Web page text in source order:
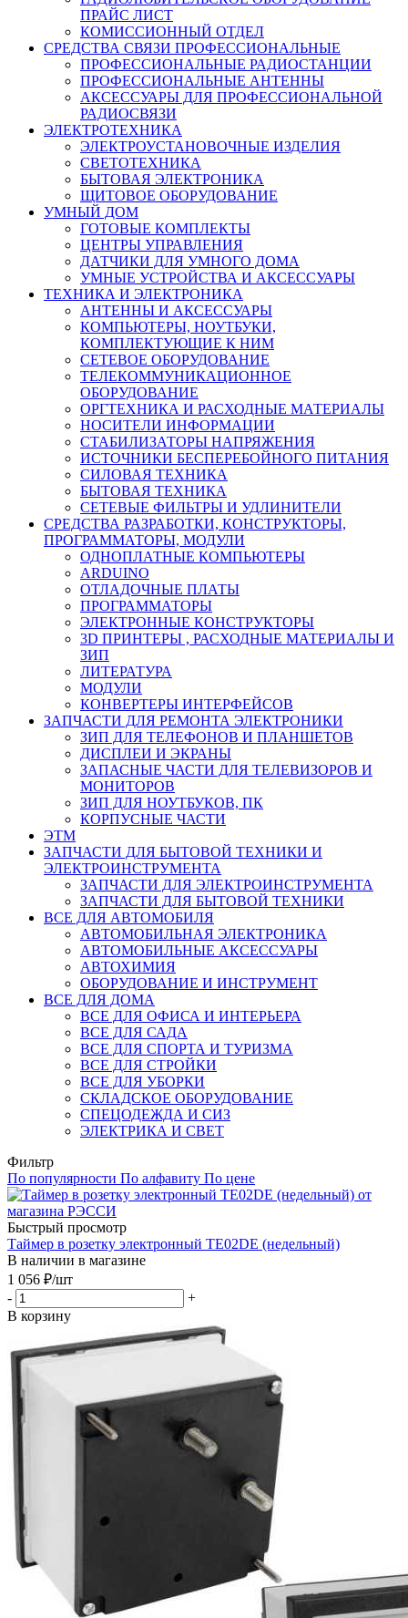
ПРАЙС ЛИСТ
КОМИССИОННЫЙ ОТДЕЛ
СРЕДСТВА СВЯЗИ ПРОФЕССИОНАЛЬНЫЕ
ПРОФЕССИОНАЛЬНЫЕ РАДИОСТАНЦИИ
ПРОФЕССИОНАЛЬНЫЕ АНТЕННЫ
АКСЕССУАРЫ ДЛЯ ПРОФЕССИОНАЛЬНОЙ
РАДИОСВЯЗИ
ЭЛЕКТРОТЕХНИКА
ЭЛЕКТРОУСТАНОВОЧНЫЕ ИЗДЕЛИЯ
СВЕТОТЕХНИКА
БЫТОВАЯ ЭЛЕКТРОНИКА
ЩИТОВОЕ ОБОРУДОВАНИЕ
УМНЫЙ ДОМ
ГОТОВЫЕ КОМПЛЕКТЫ
ЦЕНТРЫ УПРАВЛЕНИЯ
ДАТЧИКИ ДЛЯ УМНОГО ДОМА
УМНЫЕ УСТРОЙСТВА И АКСЕССУАРЫ
ТЕХНИКА И ЭЛЕКТРОНИКА
АНТЕННЫ И АКСЕССУАРЫ
КОМПЬЮТЕРЫ, НОУТБУКИ,
КОМПЛЕКТУЮЩИЕ К НИМ
СЕТЕВОЕ ОБОРУДОВАНИЕ
ТЕЛЕКОММУНИКАЦИОННОЕ
ОБОРУДОВАНИЕ
ОРГТЕХНИКА И РАСХОДНЫЕ МАТЕРИАЛЫ
НОСИТЕЛИ ИНФОРМАЦИИ
СТАБИЛИЗАТОРЫ НАПРЯЖЕНИЯ
ИСТОЧНИКИ БЕСПЕРЕБОЙНОГО ПИТАНИЯ
СИЛОВАЯ ТЕХНИКА
БЫТОВАЯ ТЕХНИКА
СЕТЕВЫЕ ФИЛЬТРЫ И УДЛИНИТЕЛИ
СРЕДСТВА РАЗРАБОТКИ, КОНСТРУКТОРЫ,
ПРОГРАММАТОРЫ, МОДУЛИ
ОДНОПЛАТНЫЕ КОМПЬЮТЕРЫ
ARDUINO
ОТЛАДОЧНЫЕ ПЛАТЫ
ПРОГРАММАТОРЫ
ЭЛЕКТРОННЫЕ КОНСТРУКТОРЫ
3D ПРИНТЕРЫ , РАСХОДНЫЕ МАТЕРИАЛЫ И
ЗИП
ЛИТЕРАТУРА
МОДУЛИ
КОНВЕРТЕРЫ ИНТЕРФЕЙСОВ
ЗАПЧАСТИ ДЛЯ РЕМОНТА ЭЛЕКТРОНИКИ
ЗИП ДЛЯ ТЕЛЕФОНОВ И ПЛАНШЕТОВ
ДИСПЛЕИ И ЭКРАНЫ
ЗАПАСНЫЕ ЧАСТИ ДЛЯ ТЕЛЕВИЗОРОВ И
МОНИТОРОВ
ЗИП ДЛЯ НОУТБУКОВ, ПК
КОРПУСНЫЕ ЧАСТИ
ЭТМ
ЗАПЧАСТИ ДЛЯ БЫТОВОЙ ТЕХНИКИ И
ЭЛЕКТРОИНСТРУМЕНТА
ЗАПЧАСТИ ДЛЯ ЭЛЕКТРОИНСТРУМЕНТА
ЗАПЧАСТИ ДЛЯ БЫТОВОЙ ТЕХНИКИ
ВСЕ ДЛЯ АВТОМОБИЛЯ
АВТОМОБИЛЬНАЯ ЭЛЕКТРОНИКА
АВТОМОБИЛЬНЫЕ АКСЕССУАРЫ
АВТОХИМИЯ
ОБОРУДОВАНИЕ И ИНСТРУМЕНТ
ВСЕ ДЛЯ ДОМА
ВСЕ ДЛЯ ОФИСА И ИНТЕРЬЕРА
ВСЕ ДЛЯ САДА
ВСЕ ДЛЯ СПОРТА И ТУРИЗМА
ВСЕ ДЛЯ СТРОЙКИ
ВСЕ ДЛЯ УБОРКИ
СКЛАДСКОЕ ОБОРУДОВАНИЕ
СПЕЦОДЕЖДА И СИЗ
ЭЛЕКТРИКА И СВЕТ
Фильтр
По популярности По алфавиту По цене
Быстрый просмотр
Таймер в розетку электронный TE02DE (недельный)
В наличии в магазине
1 056 ₽/шт
-
+
В корзину